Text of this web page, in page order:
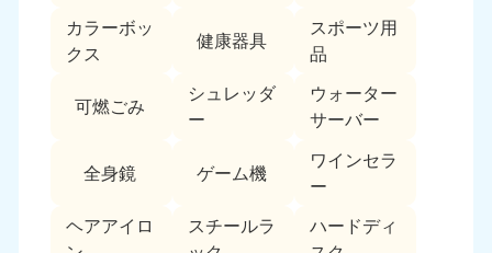
カラーボッ
クス
健康器具
スポーツ用
品
可燃ごみ
シュレッダ
ー
ウォーター
サーバー
全身鏡 ゲーム機
ワインセラ
ー
ヘアアイロ
スチールラ
ハードディ
050-1881-5277
9:00〜19:00 年中無休
050-1881-5276
9:00〜19:00 年中無休
岩手県
050-1881-5274
秋田県
050-1881-5275
050-1881-5273
9:00〜19:00 年中無休
宮城県
050-1881-5272
9:00〜19:00 年中無休